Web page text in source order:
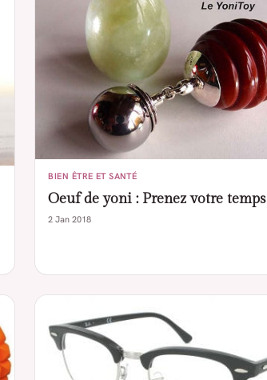
BIEN ÊTRE ET SANTÉ
Oeuf de yoni : Prenez votre temps
2 Jan 2018